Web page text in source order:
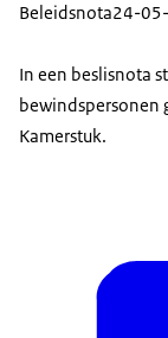
Beleidsnota24-
In een beslisnota
bewindspersonen
Kamerstuk.